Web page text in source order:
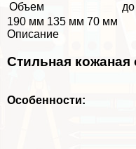
Объем
190 мм 135 мм 70 мм
Описание
Стильная кожаная
Особенности: